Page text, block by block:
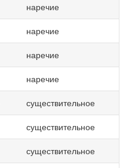
наречие
наречие
наречие
наречие
существительное
существительное
существительное